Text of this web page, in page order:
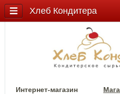
Интернет-магазин
Хлеб Кондитера